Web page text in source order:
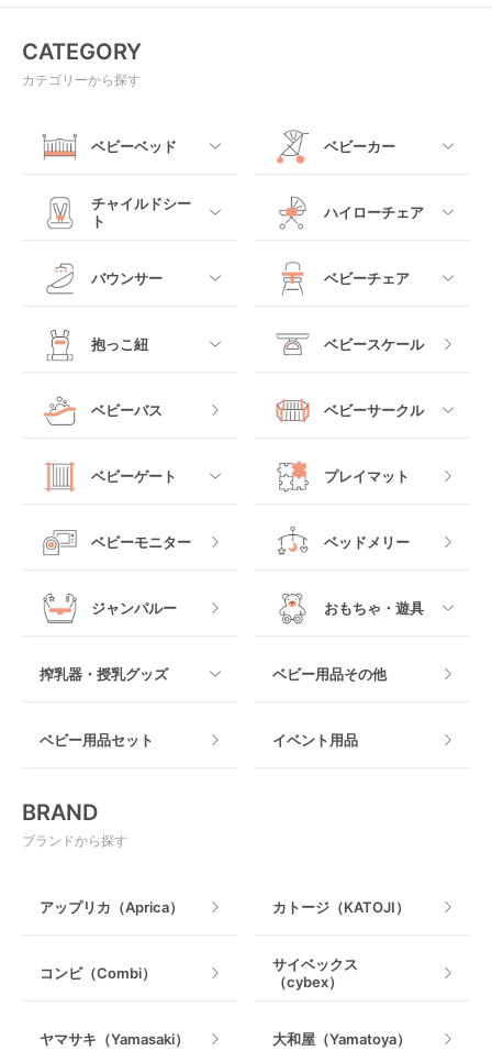
CATEGORY
カテゴリーから探す
ベビーベッド
すべて
レギュラーサイズベビ
ベッドインベッド
クーファン
マットレス・布団
ベビーベッドその他
ベビーカー
すべて
ベビーカーその他
チャイルドシー
ト
すべて
ジュニアシート
チャイルドシートその
他
ハイローチェア
すべて
バウンサー
すべて
ロッキングタイプ
ベビーチェア
すべて
テーブルチェア
抱っこ紐
すべて
ヒップシート
抱っこ紐その他
ベビースケール
ベビーバス ベビーサークル
すべて
木製
マット製
ベビーゲート
すべて
プレイマット
ベビーモニター ベッドメリー
ジャンパルー おもちゃ・遊具
室内遊具
搾乳器・授乳グッズ
授乳グッズ・ママ用品
ベビー用品その他
ベビー用品セット イベント用品
BRAND
ブランドから探す
アップリカ（Aprica） カトージ（KATOJI）
コンビ（Combi）
サイベックス
（cybex）
ヤマサキ（Yamasaki） 大和屋（Yamatoya）